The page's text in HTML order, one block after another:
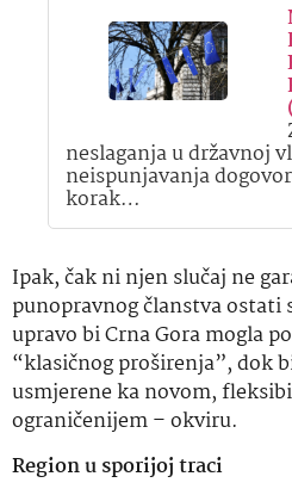
neslaganja u državnoj
neispunjavanja
korak…
Ipak, čak ni njen slučaj ne
punopravnog članstva
upravo bi Crna Gora mogla
“klasičnog proširenja”, dok
usmjerene ka novom,
ograničenijem – okviru.
Region u sporijoj traci